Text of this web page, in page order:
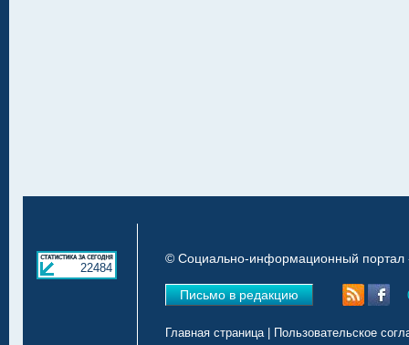
22484
© Социально-информационный портал
Письмо в редакцию
Главная страница| Пользовательское